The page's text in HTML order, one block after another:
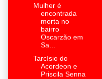
Mulher é
encontrada
morta no
bairro
Oscarzão em
Sa...
Tarcísio do
Acordeon e
Priscila Senna